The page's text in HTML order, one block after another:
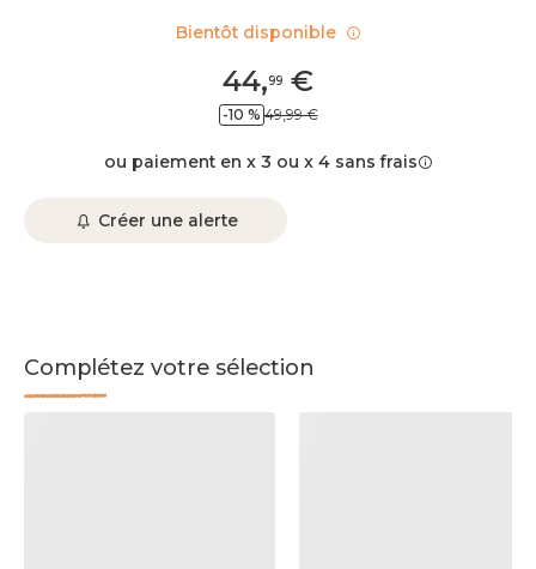
44,99 €
-10 % 49,99 €
ou paiement en x 3 ou x 4 sans frais
Créer une alerte
Complétez votre sélection